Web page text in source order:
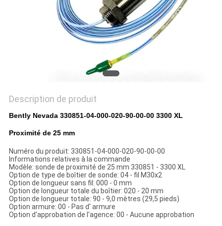
DE
CONFIDENTIALITÉ
Description de produit
Bently Nevada 330851-04-000-020-90-00-00 3300 XL
Proximité de 25 mm
Numéro du produit: 330851-04-000-020-90-00-00
Informations relatives à la commande
Modèle: sonde de proximité de 25 mm 330851 - 3300 XL
Option de type de boîtier de sonde: 04 - fil M30x2
Option de longueur sans fil: 000 - 0 mm
Option de longueur totale du boîtier: 020 - 20 mm
Option de longueur totale: 90 - 9,0 mètres (29,5 pieds)
Option armure: 00 - Pas d' armure
Option d'approbation de l'agence: 00 - Aucune approbation